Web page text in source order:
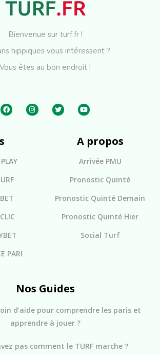
Bienvenue sur turf.fr !
hippiques vous intéressent ?
Vous êtes au bon endroit !
PARI
A propos
Arrivée PMU
Pronostic Quinté
Pronostic Quinté Demain
Pronostic Quinté Hier
Social Turf
Nos Guides
d’aide pour comprendre les paris et
apprendre à jouer ?
pas comment le TURF marche ?